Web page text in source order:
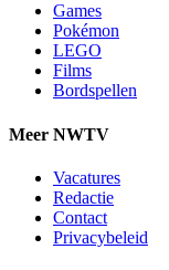
Games
Pokémon
LEGO
Films
Bordspellen
Meer NWTV
Vacatures
Redactie
Contact
Privacybeleid